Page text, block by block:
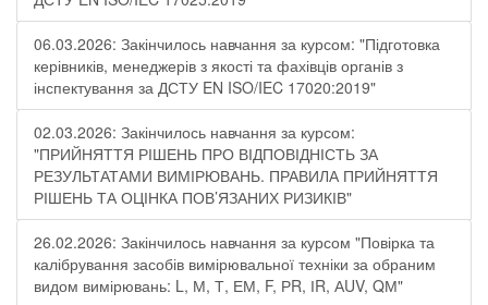
06.03.2026: Закінчилось навчання за курсом: "Підготовка
керівників, менеджерів з якості та фахівців органів з
інспектування за ДСТУ EN ISO/IEC 17020:2019"
02.03.2026: Закінчилось навчання за курсом:
"ПРИЙНЯТТЯ РІШЕНЬ ПРО ВІДПОВІДНІСТЬ ЗА
РЕЗУЛЬТАТАМИ ВИМІРЮВАНЬ. ПРАВИЛА ПРИЙНЯТТЯ
РІШЕНЬ ТА ОЦІНКА ПОВ’ЯЗАНИХ РИЗИКІВ"
26.02.2026: Закінчилось навчання за курсом "Повірка та
калібрування засобів вимірювальної техніки за обраним
видом вимірювань: L, М, Т, ЕМ, F, РR, ІR, АUV, QМ"